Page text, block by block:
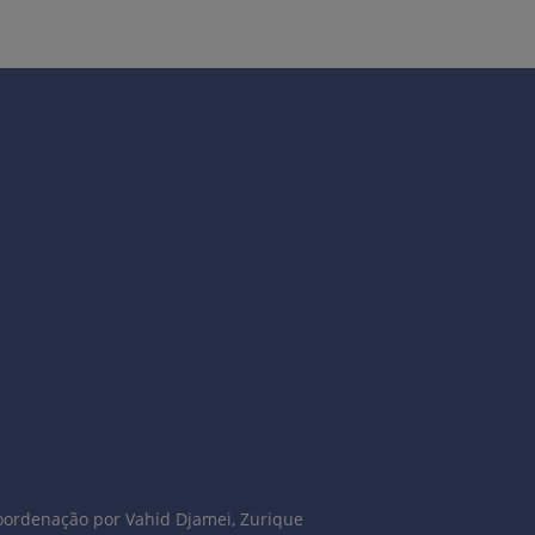
por Vahid Djamei, Zurique